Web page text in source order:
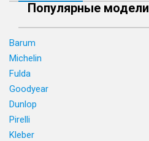
Популярные модели
Barum
Michelin
Fulda
Goodyear
Dunlop
Pirelli
Kleber